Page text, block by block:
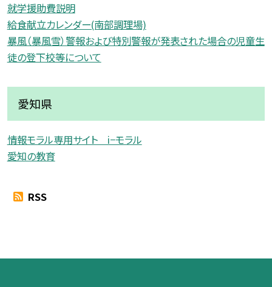
就学援助費説明
給食献立カレンダー(南部調理場)
暴風（暴風雪）警報および特別警報が発表された場合の児童生
徒の登下校等について
愛知県
情報モラル専用サイト i−モラル
愛知の教育
RSS